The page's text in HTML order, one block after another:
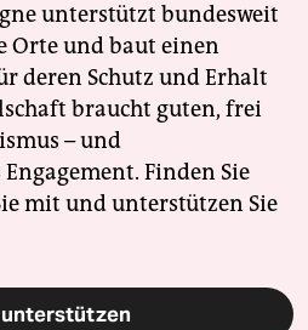
unterstützt bundesweit
Orte und baut einen
deren Schutz und Erhalt
braucht guten, frei
– und
Finden Sie
mit und unterstützen Sie